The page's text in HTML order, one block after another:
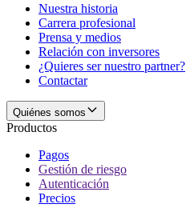
Nuestra historia
Carrera profesional
Prensa y medios
Relación con inversores
¿Quieres ser nuestro partner?
Contactar
Quiénes somos
Productos
Pagos
Gestión de riesgo
Autenticación
Precios